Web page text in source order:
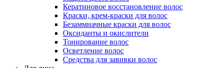
Кератиновое восстановление волос
Краски, крем-краски для волос
Безаммиачные краски для волос
Оксиданты и окислители
Тонирование волос
Осветление волос
Средства для завивки волос